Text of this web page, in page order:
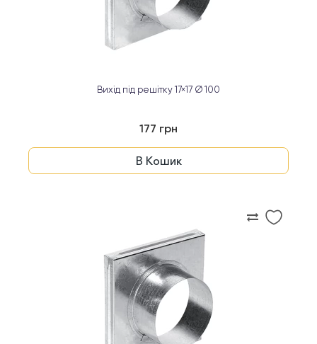
Вихід під решітку 17×17 Ø 100
177 грн
В Кошик